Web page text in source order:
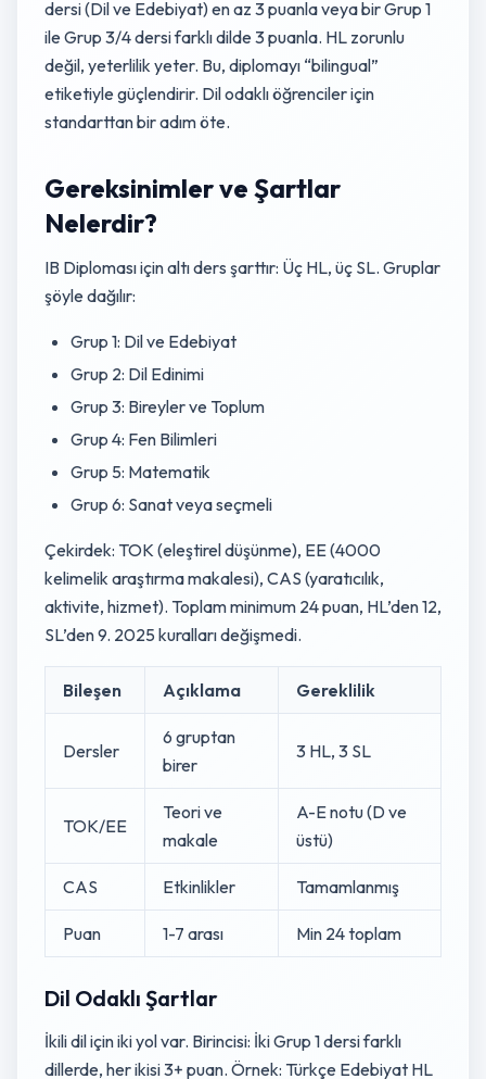
dersi (Dil ve Edebiyat) en az 3 puanla veya bir Grup 1
ile Grup 3/4 dersi farklı dilde 3 puanla. HL zorunlu
değil, yeterlilik yeter. Bu, diplomayı “bilingual”
etiketiyle güçlendirir. Dil odaklı öğrenciler için
standarttan bir adım öte.
Gereksinimler ve Şartlar
Nelerdir?
IB Diploması için altı ders şarttır: Üç HL, üç SL. Gruplar
şöyle dağılır:
Grup 1: Dil ve Edebiyat
Grup 2: Dil Edinimi
Grup 3: Bireyler ve Toplum
Grup 4: Fen Bilimleri
Grup 5: Matematik
Grup 6: Sanat veya seçmeli
Çekirdek: TOK (eleştirel düşünme), EE (4000
kelimelik araştırma makalesi), CAS (yaratıcılık,
aktivite, hizmet). Toplam minimum 24 puan, HL’den 12,
SL’den 9. 2025 kuralları değişmedi.
Bileşen Açıklama Gereklilik
Dersler
6 gruptan
birer
3 HL, 3 SL
TOK/EE
Teori ve
makale
A-E notu (D ve
üstü)
CAS Etkinlikler Tamamlanmış
Puan 1-7 arası Min 24 toplam
Dil Odaklı Şartlar
İkili dil için iki yol var. Birincisi: İki Grup 1 dersi farklı
dillerde, her ikisi 3+ puan. Örnek: Türkçe Edebiyat HL